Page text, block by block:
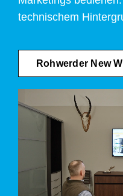
technischem
Rohwerder New